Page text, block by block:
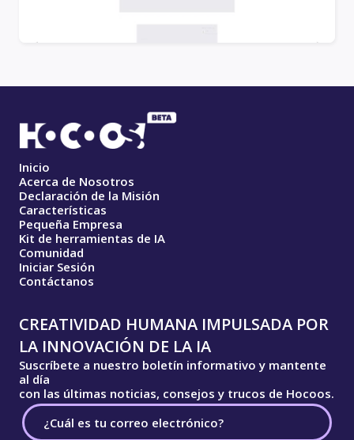
Inicio
Acerca de Nosotros
Declaración de la Misión
Características
Pequeña Empresa
Kit de herramientas de IA
Comunidad
Iniciar Sesión
Contáctanos
CREATIVIDAD HUMANA IMPULSADA POR
LA INNOVACIÓN DE LA IA
Suscríbete a nuestro boletín informativo y mantente
al día
con las últimas noticias, consejos y trucos de Hocoos.